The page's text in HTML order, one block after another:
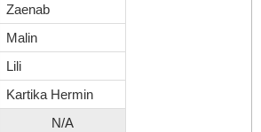
Zaenab
Malin
Lili
Kartika Hermin
N/A